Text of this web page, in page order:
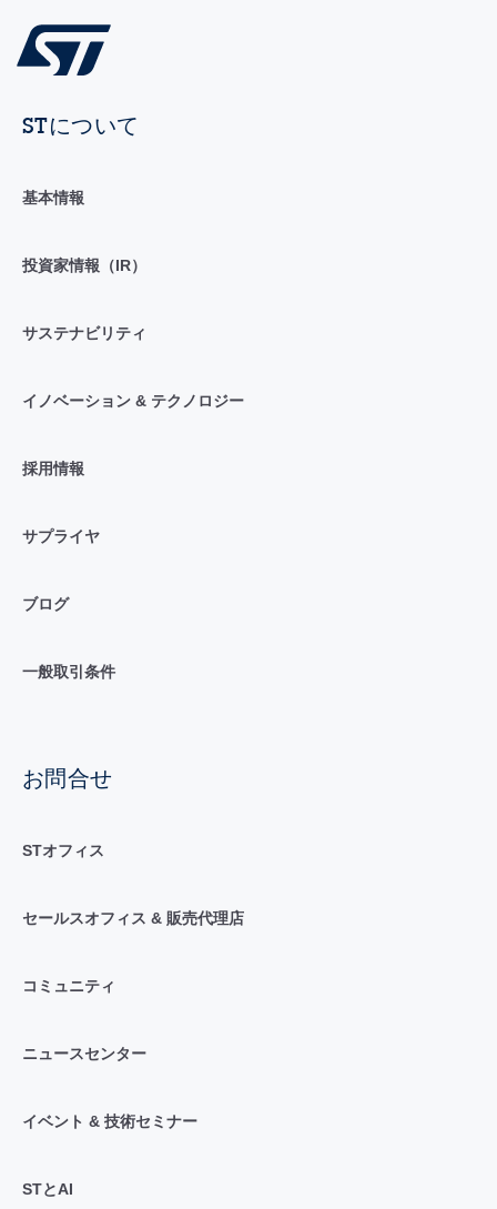
STについて
基本情報
投資家情報（IR）
サステナビリティ
イノベーション & テクノロジー
採用情報
サプライヤ
ブログ
一般取引条件
お問合せ
STオフィス
セールスオフィス & 販売代理店
コミュニティ
ニュースセンター
イベント & 技術セミナー
STとAI